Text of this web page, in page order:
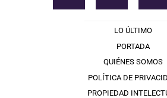
LO ÚLTIMO
PORTADA
QUIÉNES SOMOS
POLÍTICA DE
PROPIEDAD